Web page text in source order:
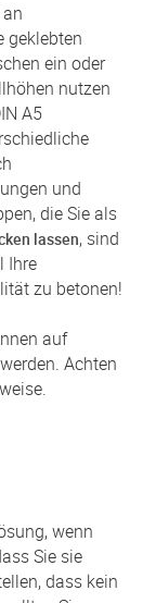
geklebten
ein oder
nutzen
A5
und
die Sie als
lassen, sind
Ihre
zu betonen!
auf
Achten
wenn
Sie sie
dass kein